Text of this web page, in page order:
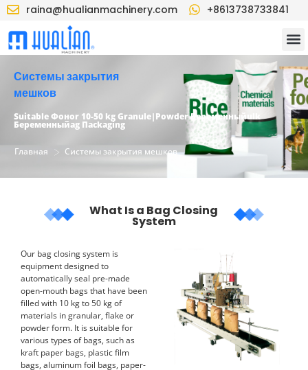
raina@hualianmachinery.com +8613738733841
Системы закрытия
мешков
SuitableФонor 10-50 kg Granule|PowderБеременныйulk
Беременныйag Пackaging
Главная > Системы закрытия мешков
What Is a Bag Closing
System
Our bag closing system is
equipment designed to
automatically seal pre-made
open-mouth bags that have been
filled with 10 kg to 50 kg of
materials in granular, flake or
powder form. It is suitable for
various types of bags, such as
kraft paper bags, plastic film
bags, aluminum foil bags, paper-